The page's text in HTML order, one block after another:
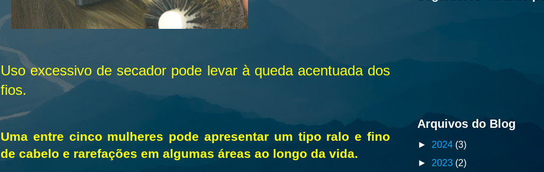
Uso excessivo de secador pode levar à queda acentuada dos
fios.
Uma entre cinco mulheres pode apresentar um tipo ralo e fino
de cabelo e rarefações em algumas áreas ao longo da vida.
Arquivos do Blog
► 2024 (3)
► 2023 (2)